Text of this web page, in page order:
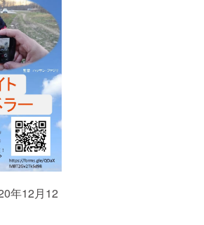
年12月12